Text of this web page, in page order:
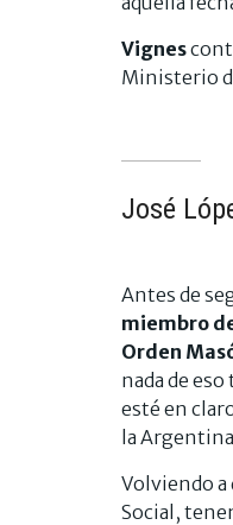
Vignes
Ministerio
José
Antes de
miembro
Orden
nada de
esté en
la
Volviendo
Social,